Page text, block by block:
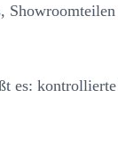
es: